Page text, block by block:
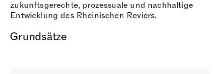
zukunftsgerechte, prozessuale und nachhaltige
Entwicklung des Rheinischen Reviers.
Grundsätze